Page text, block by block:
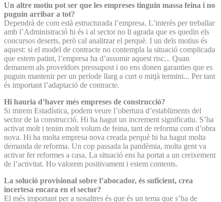
Un altre motiu pot ser que les empreses tinguin massa feina i no
puguin arribar a tot?
Dependrà de com està estructurada l’empresa. L’interès per treballar
amb l’Administració hi és i al sector no li agrada que es quedin els
concursos deserts, però cal analitzar el perquè. I un dels motius és
aquest: si el model de contracte no contempla la situació complicada
que estem patint, l’empresa ha d’assumir aquest risc... Quan
demanem als proveïdors pressupost i no ens donen garanties que es
puguin mantenir per un període llarg a curt o mitjà termini... Per tant
és important l’adaptació de contracte.
Hi hauria d’haver més empreses de construcció?
Si mirem Estadística, podem veure l’obertura d’establiments del
sector de la construcció. Hi ha hagut un increment significatiu. S’ha
activat molt i tenim molt volum de feina, tant de reforma com d’obra
nova. Hi ha molta empresa nova creada perquè hi ha hagut molta
demanda de reforma. Un cop passada la pandèmia, molta gent va
activar fer reformes a casa. La situació ens ha portat a un creixement
de l’activitat. Ho valorem positivament i estem contents.
La solució provisional sobre l’abocador, és suficient, crea
incertesa encara en el sector?
El més important per a nosaltres és que és un tema que s’ha de